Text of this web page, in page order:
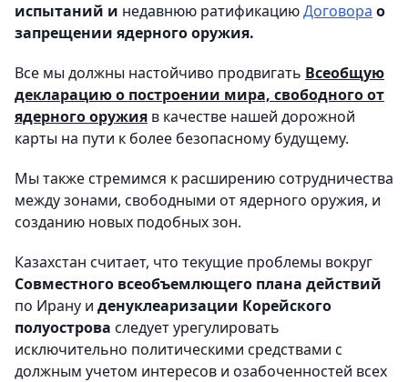
испытаний и недавнюю ратификациюДоговора о
запрещении ядерного оружия.
Все мы должны настойчиво продвигать Всеобщую
декларацию о построении мира, свободного от
ядерного оружия в качестве нашей дорожной
карты на пути к более безопасному будущему.
Мы также стремимся к расширению сотрудничества
между зонами, свободными от ядерного оружия, и
созданию новых подобных зон.
Казахстан считает, что текущие проблемы вокруг
Совместного всеобъемлющего плана действий
по Ирану и денуклеаризации Корейского
полуострова следует урегулировать
исключительно политическими средствами с
должным учетом интересов и озабоченностей всех